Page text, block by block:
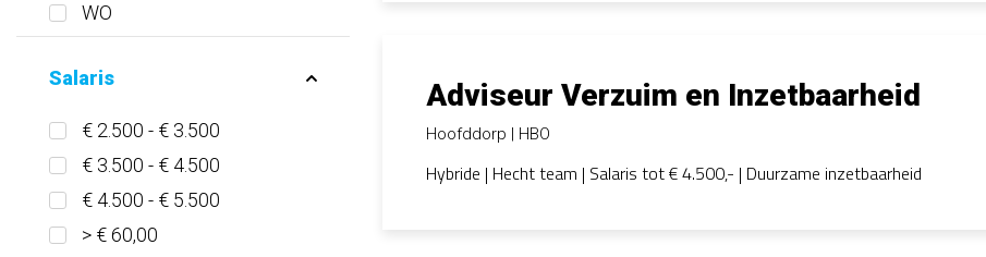
WO
Salaris
€ 2.500 - € 3.500
€ 3.500 - € 4.500
€ 4.500 - € 5.500
> € 60,00
Adviseur Verzuim en Inzetbaarheid
Hoofddorp HBO
Hybride | Hecht team | Salaris tot € 4.500,- | Duurzame inzetbaarheid